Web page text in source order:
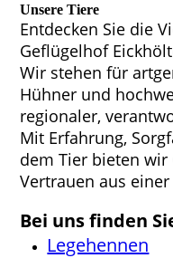
Unsere Tiere
Entdecken Sie die
Geflügelhof
Wir stehen für
Hühner und
regionaler,
Mit Erfahrung,
dem Tier bieten
Vertrauen aus
Bei uns finden
Legehennen